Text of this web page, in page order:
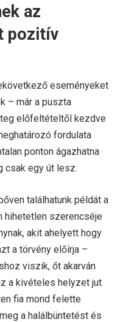
az
pozitív
eseményeket
– már a puszta
előfeltételtől kezdve
fordulata
ponton ágazhatna
csak egy út lesz.
találhatunk példát a
hihetetlen szerencséje
akit ahelyett hogy
a törvény előírja –
viszik, őt akarván
a kivételes helyzet jut
fia mond felette
a halálbüntetést és